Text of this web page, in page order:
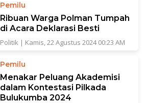
Pemilu
Ribuan Warga Polman Tumpah
di Acara Deklarasi Besti
Politik | Kamis, 22 Agustus 2024 00:23 AM
Pemilu
Menakar Peluang Akademisi
dalam Kontestasi Pilkada
Bulukumba 2024